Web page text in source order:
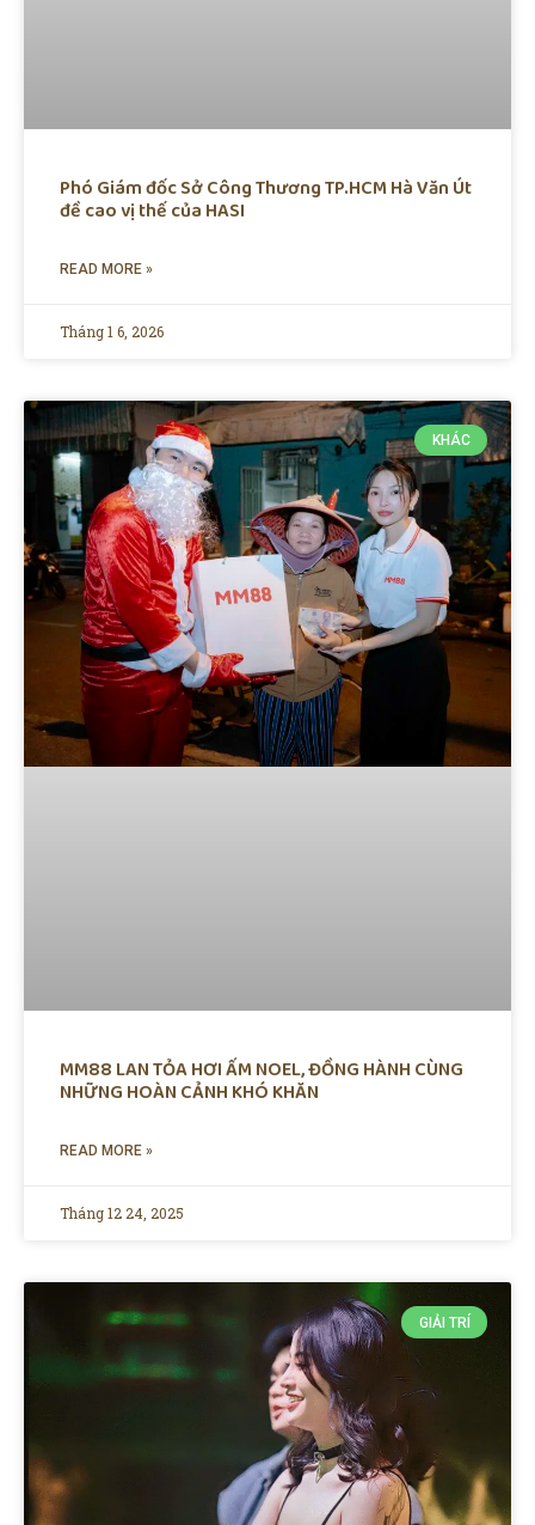
Phó Giám đốc Sở Công Thương TP.HCM Hà Văn Út
đề cao vị thế của HASI
READ MORE »
Tháng 1 6, 2026
KHÁC
MM88 LAN TỎA HƠI ẤM NOEL, ĐỒNG HÀNH CÙNG
NHỮNG HOÀN CẢNH KHÓ KHĂN
READ MORE »
Tháng 12 24, 2025
GIẢI TRÍ